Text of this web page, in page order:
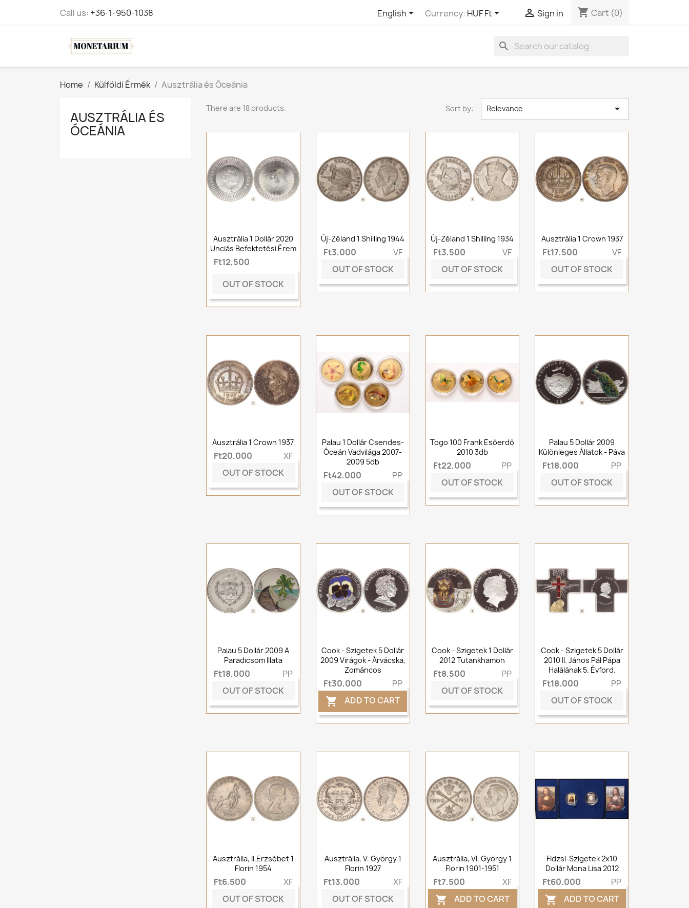
Call us: +36-1-950-1038 English Currency: HUF Ft  Sign in shopping_cart Cart (0)
search
Home Külföldi Érmék Ausztrália és Óceánia
AUSZTRÁLIA ÉS
ÓCEÁNIA
There are 18 products. Sort by: Relevance 
Ausztrália 1 Dollár 2020
Unciás Befektetési Érem
Ft12,500
OUT OF STOCK
Új-Zéland 1 Shilling 1944
Ft3,000
VF
OUT OF STOCK
Új-Zéland 1 Shilling 1934
Ft3,500
VF
OUT OF STOCK
Ausztrália 1 Crown 1937
Ft17,500
VF
OUT OF STOCK
Ausztrália 1 Crown 1937
Ft20,000
XF
OUT OF STOCK
Palau 1 Dollár Csendes-
Óceán Vadvilága 2007-
2009 5db
Ft42,000
PP
OUT OF STOCK
Togo 100 Frank Esőerdő
2010 3db
Ft22,000
PP
OUT OF STOCK
Palau 5 Dollár 2009
Különleges Állatok - Páva
Ft18,000
PP
OUT OF STOCK
Palau 5 Dollár 2009 A
Paradicsom Illata
Ft18,000
PP
OUT OF STOCK
Cook - Szigetek 5 Dollár
2009 Virágok - Árvácska,
Zománcos
Ft30,000 PP
 ADD TO CART
Cook - Szigetek 1 Dollár
2012 Tutankhamon
Ft8,500
PP
OUT OF STOCK
Cook - Szigetek 5 Dollár
2010 II. János Pál Pápa
Halálának 5. Évford.
Ft18,000
PP
OUT OF STOCK
Ausztrália, II.Erzsébet 1
Florin 1954
Ft6,500
XF
OUT OF STOCK
Ausztrália, V. György 1
Florin 1927
Ft13,000
XF
OUT OF STOCK
Ausztrália, VI. György 1
Florin 1901-1951
Ft7,500 XF
 ADD TO CART
Fidzsi-Szigetek 2x10
Dollár Mona Lisa 2012
Ft60,000 PP
 ADD TO CART